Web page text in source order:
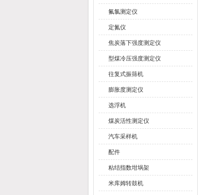
氟氯测定仪
定氮仪
焦炭落下强度测定仪
型煤冷压强度测定仪
往复式振筛机
膨胀度测定仪
选浮机
煤炭活性测定仪
汽车采样机
配件
粘结指数坩埚架
米库姆转鼓机